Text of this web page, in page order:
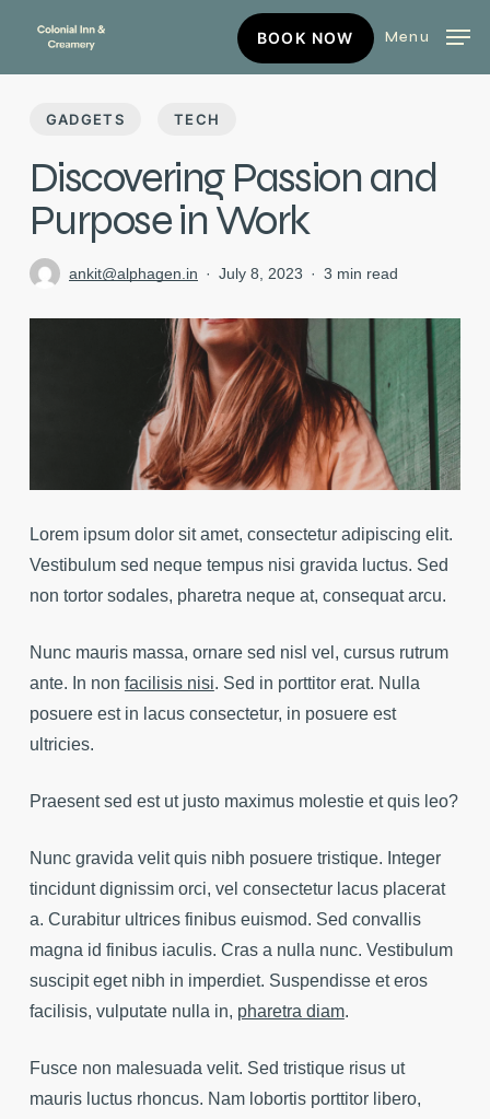
main
BOOK NOW
BOOK
NOW
Menu
GADGETS TECH
Discovering Passion and
Purpose in Work
ankit@alphagen.in July 8, 2023 3 min read
Lorem ipsum dolor sit amet, consectetur adipiscing elit.
Vestibulum sed neque tempus nisi gravida luctus. Sed
non tortor sodales, pharetra neque at, consequat arcu.
Nunc mauris massa, ornare sed nisl vel, cursus rutrum
ante. In non facilisis nisi. Sed in porttitor erat. Nulla
posuere est in lacus consectetur, in posuere est
ultricies.
Praesent sed est ut justo maximus molestie et quis leo?
Nunc gravida velit quis nibh posuere tristique. Integer
tincidunt dignissim orci, vel consectetur lacus placerat
a. Curabitur ultrices finibus euismod. Sed convallis
magna id finibus iaculis. Cras a nulla nunc. Vestibulum
suscipit eget nibh in imperdiet. Suspendisse et eros
facilisis, vulputate nulla in, pharetra diam.
Fusce non malesuada velit. Sed tristique risus ut
mauris luctus rhoncus. Nam lobortis porttitor libero,